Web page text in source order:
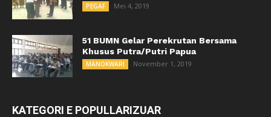
PEGAF Mei 4, 2019
51 BUMN Gelar Perekrutan Bersama
Khusus Putra/Putri Papua
MANOKWARI November 1, 2019
KATEGORI E POPULLARIZUAR